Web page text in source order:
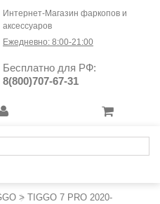
Интернет-Магазин фаркопов и
аксессуаров
Ежедневно: 8:00-21:00
Бесплатно для РФ:
8(800)707-67-31
> TIGGO 7 PRO 2020-